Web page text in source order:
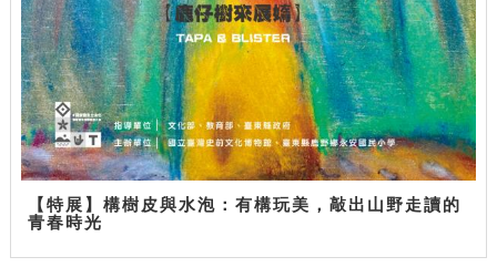
【特展】構樹皮與水泡：有構玩美，敲出山野走讀的
青春時光